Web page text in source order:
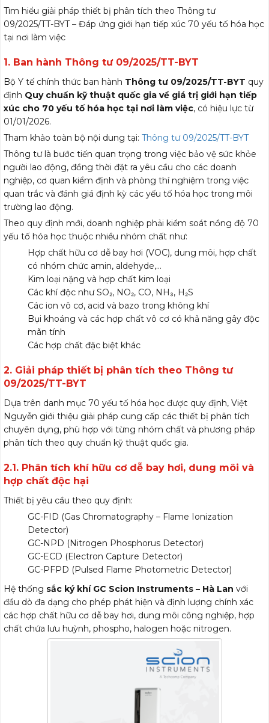
Tìm hiểu giải pháp thiết bị phân tích theo Thông tư
09/2025/TT-BYT – Đáp ứng giới hạn tiếp xúc 70 yếu tố hóa học
tại nơi làm việc
1. Ban hành Thông tư 09/2025/TT-BYT
Bộ Y tế chính thức ban hành Thông tư 09/2025/TT-BYT quy
định Quy chuẩn kỹ thuật quốc gia về giá trị giới hạn tiếp
xúc cho 70 yếu tố hóa học tại nơi làm việc, có hiệu lực từ
01/01/2026.
Tham khảo toàn bộ nội dung tại: Thông tư 09/2025/TT-BYT
Thông tư là bước tiến quan trọng trong việc bảo vệ sức khỏe
người lao động, đồng thời đặt ra yêu cầu cho các doanh
nghiệp, cơ quan kiểm định và phòng thí nghiệm trong việc
quan trắc và đánh giá định kỳ các yếu tố hóa học trong môi
trường lao động.
Theo quy định mới, doanh nghiệp phải kiểm soát nồng độ 70
yếu tố hóa học thuộc nhiều nhóm chất như:
Hợp chất hữu cơ dễ bay hơi (VOC), dung môi, hợp chất
có nhóm chức amin, aldehyde,…
Kim loại nặng và hợp chất kim loại
Các khí độc như SO₂, NO₂, CO, NH₃, H₂S
Các ion vô cơ, acid và bazo trong không khí
Bụi khoáng và các hợp chất vô cơ có khả năng gây độc
mãn tính
Các hợp chất đặc biệt khác
2. Giải pháp thiết bị phân tích theo Thông tư
09/2025/TT-BYT
Dựa trên danh mục 70 yếu tố hóa học được quy định, Việt
Nguyễn giới thiệu giải pháp cung cấp các thiết bị phân tích
chuyên dụng, phù hợp với từng nhóm chất và phương pháp
phân tích theo quy chuẩn kỹ thuật quốc gia.
2.1. Phân tích khí hữu cơ dễ bay hơi, dung môi và
hợp chất độc hại
Thiết bị yêu cầu theo quy định:
GC-FID (Gas Chromatography – Flame Ionization
Detector)
GC-NPD (Nitrogen Phosphorus Detector)
GC-ECD (Electron Capture Detector)
GC-PFPD (Pulsed Flame Photometric Detector)
Hệ thống sắc ký khí GC Scion Instruments – Hà Lan với
đầu dò đa dạng cho phép phát hiện và định lượng chính xác
các hợp chất hữu cơ dễ bay hơi, dung môi công nghiệp, hợp
chất chứa lưu huỳnh, phospho, halogen hoặc nitrogen.